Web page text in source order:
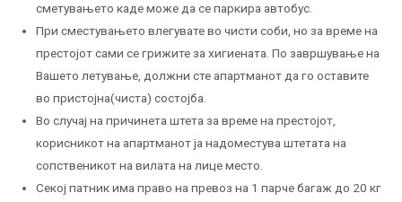
сметувањето каде може да се паркира автобус.
При сместувањето влегувате во чисти соби, но за време на
престојот сами се грижите за хигиената. По завршување на
Вашето летување, должни сте апартманот да го оставите
во пристојна(чиста) состојба.
Во случај на причинета штета за време на престојот,
корисникот на апартманот ја надоместува штетата на
сопственикот на вилата на лице место.
Секој патник има право на превоз на 1 парче багаж до 20 кг